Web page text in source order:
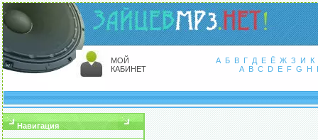
МОЙ
КАБИНЕТ
А Б В Г Д Е Ё Ж З И
К
A B C D E F G H I
Навигация